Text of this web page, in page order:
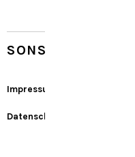
SONSTIGES
Impressum
Datenschutz